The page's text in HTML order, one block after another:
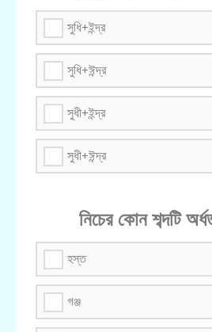
সুধি+ইন্দ্র
সুধি+ঈন্দ্র
সুধী+ইন্দ্র
সুধী+ঈন্দ্র
নিচের কোন শব্দটি
হস্ত
গঞ্জ